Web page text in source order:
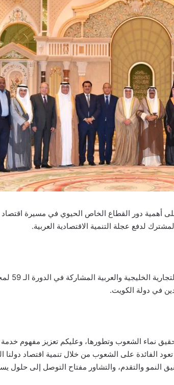
أهمية دور القطاع الخاص الحيوي في مسيرة اقتصاد
لدفع عجلة التنمية الاقتصادية العربية.
جاء ذلك، خلال
نماء الشعوب وتطورها، وعليكم تعزيز مفهوم خدمة
الفائدة على الشعوب من خلال تنمية اقتصاد دولنا
النمو والتقدم، والتشاور مفتاح التوصل إلى حلول